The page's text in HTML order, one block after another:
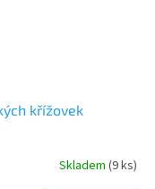
křížovek
Skladem (9 ks)